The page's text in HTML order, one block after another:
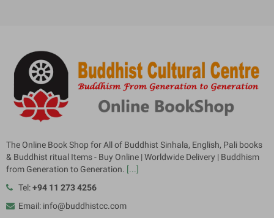
The Online Book Shop for All of Buddhist Sinhala, English, Pali books
& Buddhist ritual Items - Buy Online | Worldwide Delivery | Buddhism
from Generation to Generation. [...]
Tel:+94 11 273 4256
Email: info@buddhistcc.com